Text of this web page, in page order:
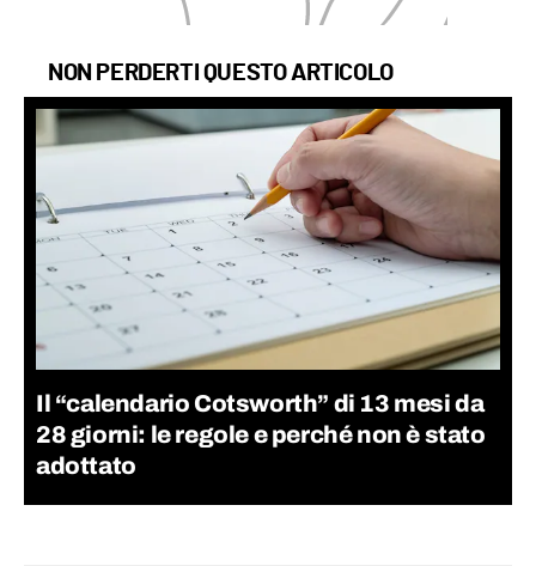
NON PERDERTI QUESTO ARTICOLO
Il “calendario Cotsworth” di 13 mesi da
28 giorni: le regole e perché non è stato
adottato